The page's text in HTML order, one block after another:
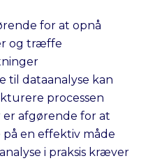
for at opnå
og træffe
til dataanalyse kan
processen
afgørende for at
en effektiv måde
i praksis kræver